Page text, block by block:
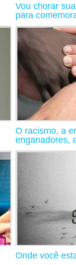
Vou chorar
para
O racismo, a
enganadores,
Onde você